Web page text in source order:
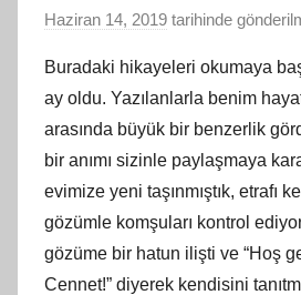
Haziran 14, 2019 tarihinde
Buradaki hikayeleri okumaya
ay oldu. Yazılanlarla benim
arasında büyük bir benzerlik
bir anımı sizinle paylaşmaya
evimize yeni taşınmıştık, etrafı
gözümle komşuları kontrol
gözüme bir hatun ilişti ve “Hoş
Cennet!” diyerek kendisini